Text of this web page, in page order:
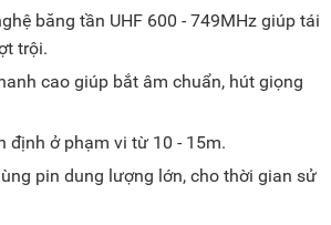
băng tần UHF 600 - 749MHz giúp tái
trội.
cao giúp bắt âm chuẩn, hút giọng
định ở phạm vi từ 10 - 15m.
pin dung lượng lớn, cho thời gian sử